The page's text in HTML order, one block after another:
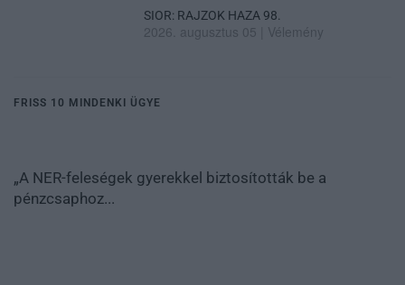
SIOR: RAJZOK HAZA 98.
2026. augusztus 05 Vélemény
FRISS 10 MINDENKI ÜGYE
„A NER-feleségek gyerekkel biztosították be a
pénzcsaphoz...